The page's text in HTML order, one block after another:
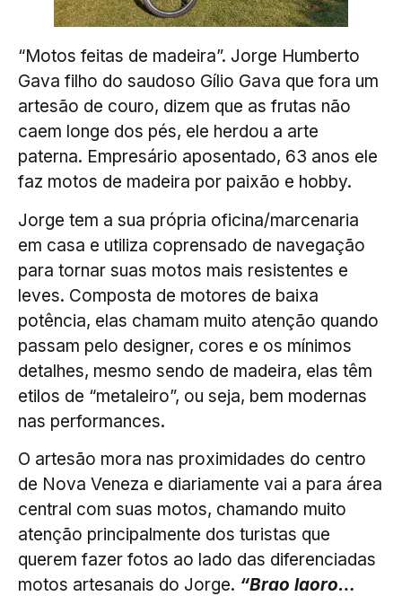
“Motos feitas de madeira”. Jorge Humberto
Gava filho do saudoso Gílio Gava que fora um
artesão de couro, dizem que as frutas não
caem longe dos pés, ele herdou a arte
paterna. Empresário aposentado, 63 anos ele
faz motos de madeira por paixão e hobby.
Jorge tem a sua própria oficina/marcenaria
em casa e utiliza coprensado de navegação
para tornar suas motos mais resistentes e
leves. Composta de motores de baixa
potência, elas chamam muito atenção quando
passam pelo designer, cores e os mínimos
detalhes, mesmo sendo de madeira, elas têm
etilos de “metaleiro”, ou seja, bem modernas
nas performances.
O artesão mora nas proximidades do centro
de Nova Veneza e diariamente vai a para área
central com suas motos, chamando muito
atenção principalmente dos turistas que
querem fazer fotos ao lado das diferenciadas
motos artesanais do Jorge. “Brao laoro…